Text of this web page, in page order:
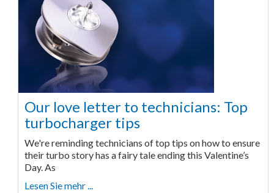
Our love letter to technicians: Top
turbocharger tips
We're reminding technicians of top tips on how to ensure
their turbo story has a fairy tale ending this Valentine’s
Day. As
Lesen Sie mehr ...